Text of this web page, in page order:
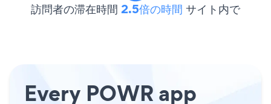
訪問者の滞在時間 2.5倍の時間 サイト内で
Every POWR app